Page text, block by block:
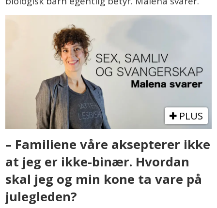
PLUS
– Familiene våre aksepterer ikke
at jeg er ikke-binær. Hvordan
skal jeg og min kone ta vare på
julegleden?